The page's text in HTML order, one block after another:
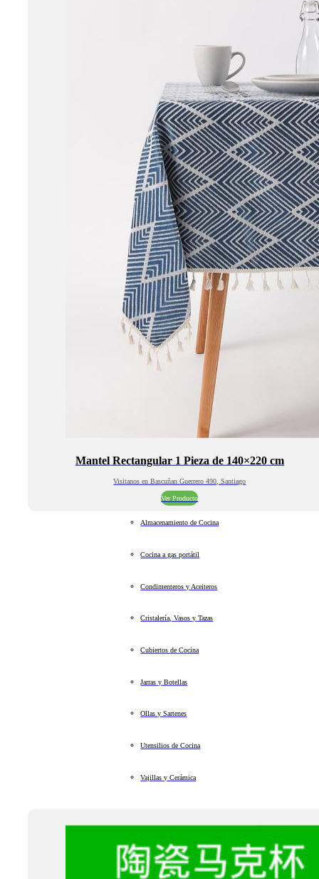
Mantel Rectangular 1 Pieza de 140×220 cm
Visitanos en Bascuñan Guerrero 490, Santiago
Ver Producto
Almacenamiento de Cocina
Cocina a gas portátil
Condimenteros y Aceiteros
Cristalería, Vasos y Tazas
Cubiertos de Cocina
Jarras y Botellas
Ollas y Sartenes
Utensilios de Cocina
Vajillas y Cerámica